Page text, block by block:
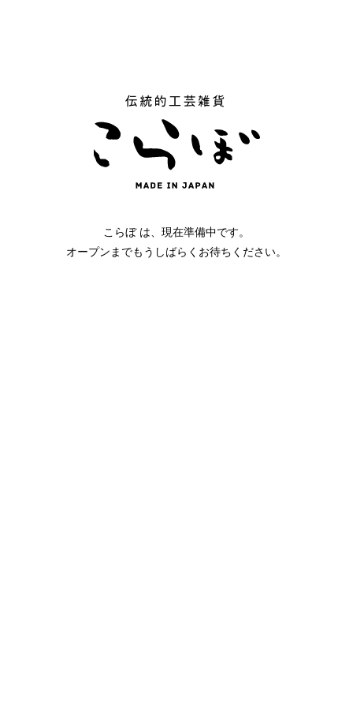
こらぼ は、現在準備中です。
オープンまでもうしばらくお待ちください。